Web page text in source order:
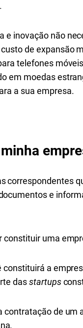
e inovação não
de expansão
telefones
em moedas
a sua empresa.
correspondentes
e
constituir uma
a
dasstartups
contratação de